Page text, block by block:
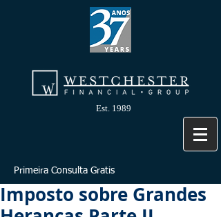
Est. 1989
Primeira Consulta Gratis
Imposto sobre Grandes